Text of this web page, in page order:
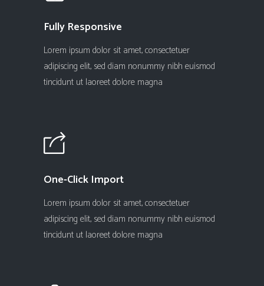
Fully Responsive
Lorem ipsum dolor sit amet, consectetuer
adipiscing elit, sed diam nonummy nibh euismod
tincidunt ut laoreet dolore magna
One-Click Import
Lorem ipsum dolor sit amet, consectetuer
adipiscing elit, sed diam nonummy nibh euismod
tincidunt ut laoreet dolore magna